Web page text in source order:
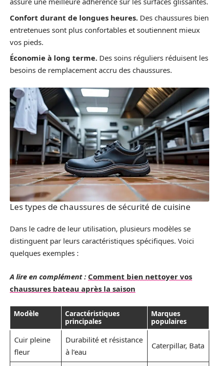
Confort durant de longues heures. Des chaussures bien
entretenues sont plus confortables et soutiennent mieux
vos pieds.
Économie à long terme. Des soins réguliers réduisent les
besoins de remplacement accru des chaussures.
Les types de chaussures de sécurité de cuisine
Dans le cadre de leur utilisation, plusieurs modèles se
distinguent par leurs caractéristiques spécifiques. Voici
quelques exemples :
A lire en complément : Comment bien nettoyer vos
chaussures bateau après la saison
Modèle
Caractéristiques
principales
Marques
populaires
Cuir pleine
fleur
Durabilité et résistance
à l’eau
Caterpillar, Bata